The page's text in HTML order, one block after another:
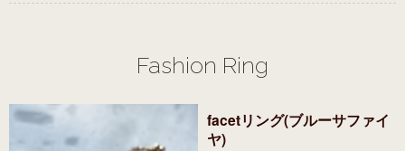
Fashion Ring
facetリング(ブルーサファイ
ヤ)